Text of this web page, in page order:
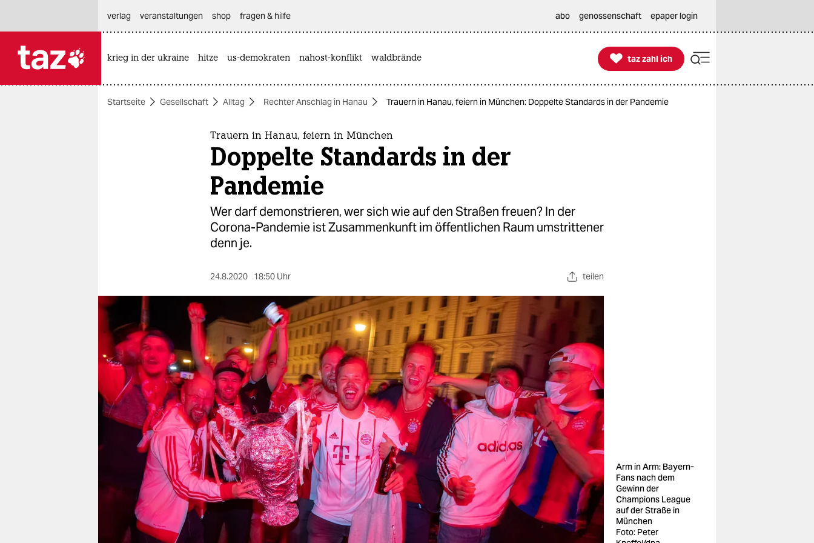
themen
nord
wahrheit
verlag
verlag
veranstaltungen
shop
fragen & hilfe
unterstützen
genossenschaft
verlag
veranstaltungen shop fragen & hilfe abo genossenschaft epaper login
krieg in der ukraine hitze us-demokraten nahost-konflikt waldbrände 
taz zahl ich
taz zahl ich
Startseite Gesellschaft Alltag Rechter Anschlag in Hanau Trauern in Hanau, feiern in München: Doppelte Standards in der Pandemie
Trauern in Hanau, feiern in München
Doppelte Standards in der
Pandemie
Wer darf demonstrieren, wer sich wie auf den Straßen freuen? In der
Corona-Pandemie ist Zusammenkunft im öffentlichen Raum umstrittener
denn je.
24.8.2020 18:50 Uhr teilen
Arm in Arm: Bayern-
Fans nach dem
Gewinn der
Champions League
auf der Straße in
München
Foto: Peter